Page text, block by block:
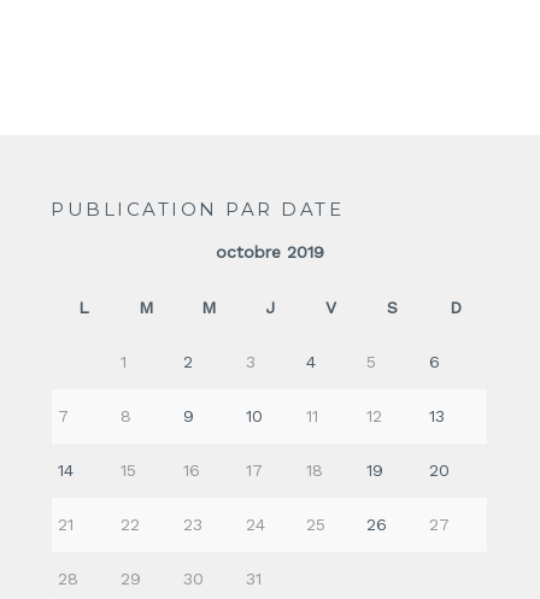
PUBLICATION PAR DATE
octobre 2019
L M M J V S D
1 2 3 4 5 6
7 8 9 10 11 12 13
14 15 16 17 18 19 20
21 22 23 24 25 26 27
28 29 30 31